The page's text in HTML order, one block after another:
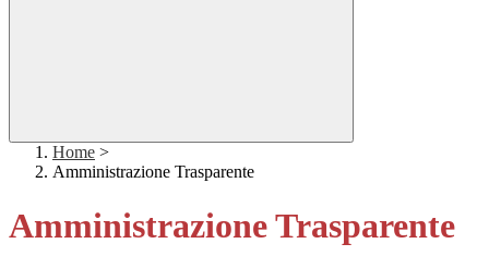
Home >
Amministrazione Trasparente
Amministrazione Trasparente